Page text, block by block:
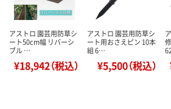
アストロ 園芸用防草シ
ート50cm幅 リバーシ
ブル …
¥18,942（税込）
アストロ 園芸用防草シ
ート用おさえピン 10本
組 6…
¥5,500（税込）